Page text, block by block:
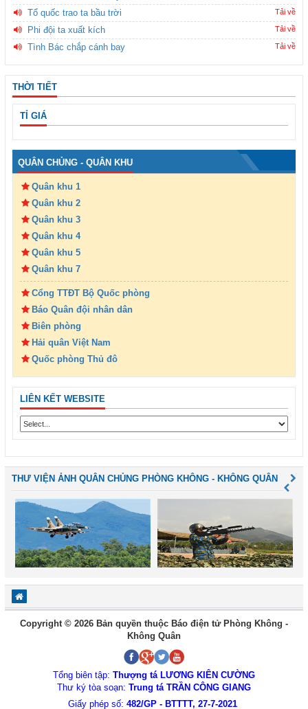
Tổ quốc trao ta bầu trời Tải về
Phi đội ta xuất kích Tải về
Tình Bác chắp cánh bay Tải về
THỜI TIẾT
TỈ GIÁ
QUÂN CHỦNG - QUÂN KHU
Quân khu 1
Quân khu 2
Quân khu 3
Quân khu 4
Quân khu 5
Quân khu 7
Cổng TTĐT Bộ Quốc phòng
Báo Quân đội nhân dân
Biên phòng
Hải quân Việt Nam
Quốc phòng Thủ đô
LIÊN KẾT WEBSITE
THƯ VIỆN ẢNH QUÂN CHỦNG PHÒNG KHÔNG - KHÔNG QUÂN
Copyright © 2026 Bản quyền thuộc Báo điện tử Phòng Không -
Không Quân
Tổng biên tập: Thượng tá LƯƠNG KIÊN CƯỜNG
Thư ký tòa soạn: Trung tá TRẦN CÔNG GIANG
Giấy phép số: 482/GP - BTTTT, 27-7-2021